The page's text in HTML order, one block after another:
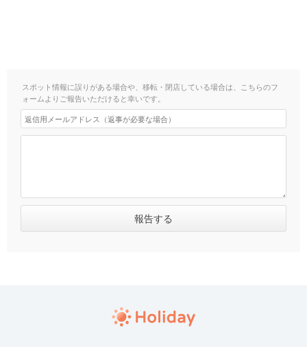
スポット情報に誤りがある場合や、移転・閉店している場合は、こちらのフ
ォームよりご報告いただけると幸いです。